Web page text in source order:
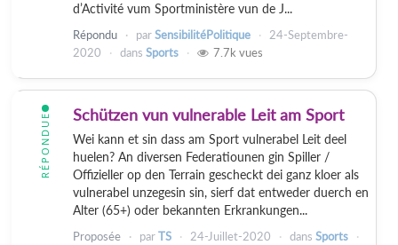
d’Activité vum Sportministère vun de J...
Répondu parSensibilitéPolitique
24-Septembre-
2020
dansSports 7.7k vues
RÉPONDUE Schützen vun vulnerable Leit am Sport
Wei kann et sin dass am Sport vulnerabel Leit deel
huelen? An diversen Federatiounen gin Spiller /
Offizieller op den Terrain gescheckt dei ganz kloer als
vulnerabel unzegesin sin, sierf dat entweder duerch en
Alter (65+) oder bekannten Erkrankungen...
Proposée parTS 24-Juillet-2020 dansSports